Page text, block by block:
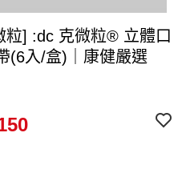
粒] :dc 克微粒® 立體口
(6入/盒)｜康健嚴選